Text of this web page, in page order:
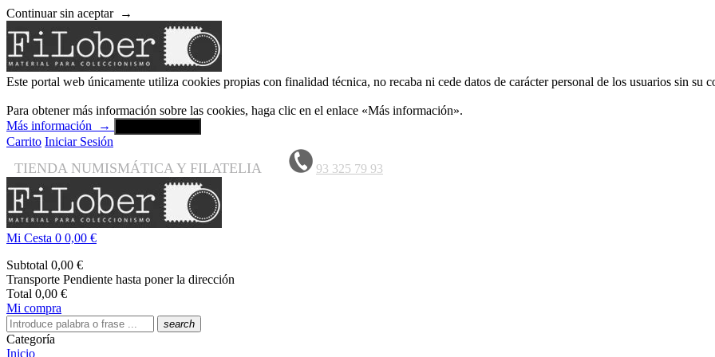
Continuar sin aceptar →
Este portal web únicamente utiliza cookies propias con finalidad técnica, no recaba ni cede datos de carácter personal de los usuarios sin su
Para obtener más información sobre las cookies, haga clic en el enlace «Más información».
Más información
→
Carrito Iniciar Sesión
TIENDA NUMISMÁTICA Y FILATELIA 93 325 79 93
Mi Cesta 0 0,00 €
Subtotal 0,00 €
Transporte Pendiente hasta poner la dirección
Total 0,00 €
Mi compra
search
Categoría
Inicio